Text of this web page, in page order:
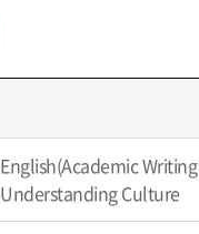
English(Academic
Understanding Culture